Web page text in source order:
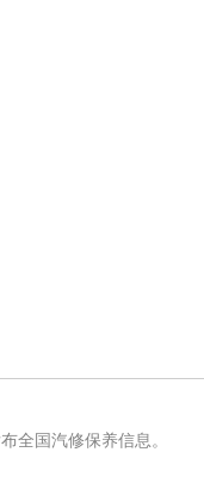
全国汽修保养信息。